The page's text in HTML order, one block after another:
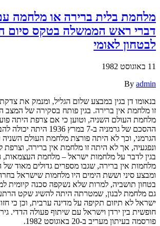
מלחמת בלית ברירה או מלחמה
דברי ראש הממשלה בטקס סיום
לבטחון לאומי
11 באוגוסט 1982
By admin
בנאומו דן בגין במבצע שלום הגליל, ומנמק את
זו מלחמת אין ברירה. בגין פותח בסקירה של המצב
מלחמת העולם השניה, וטוען כי אם צרפת היתה
ההסכם של גרמניה ב-7 במרץ
הגרמני, וכך לא היתה פורצת מלחמת העולם השניה
ונפגעיה, אך לא היתה זו מלחמת אין ברירה,
בגין לדבר על מלחמות ישראל – מלחמת העצמאות,
מלחמות אין ברירה, שגבו מספרים גדולים מאוד של
ומבצע סיני וששת הימים היו מלחמות שישראל
בטחון תושביה, למרות שלא נשקפה סכנה קיומית
גם מלחמת לבנון, שמטרתה היתה להשיג שקט
ישראל לא תיזום תקיפה על מדינה ערבית, וכן כי
חופשית בין ירדן וישראל עם שיתוף פעולה הדדי.
פורסמה בעיתון מעריב ב-20 באוגוסט 1982.